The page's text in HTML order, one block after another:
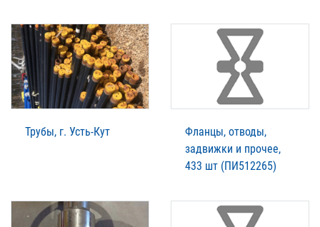
Трубы, г. Усть-Кут
Фланцы, отводы,
задвижки и прочее,
433 шт (ПИ512265)